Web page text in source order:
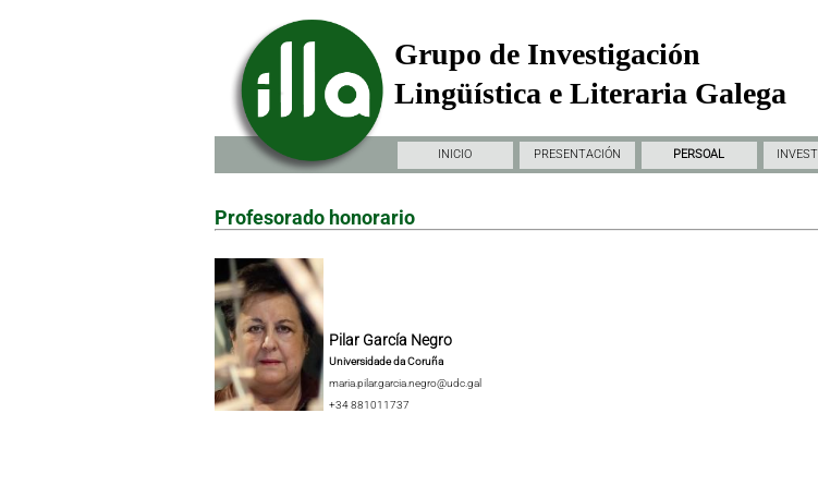
Grupo de Investigación
Lingüística e Literaria Galega
INICIO PRESENTACIÓN PERSOAL
Profesorado honorario
Pilar García Negro
Universidade da Coruña
maria.pilar.garcia.negro@udc.gal
+34 881011737